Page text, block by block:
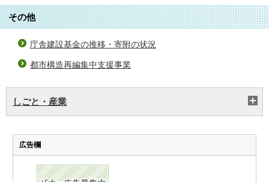
その他
庁舎建設基金の推移・寄附の状況
都市構造再編集中支援事業
しごと・産業
広告欄